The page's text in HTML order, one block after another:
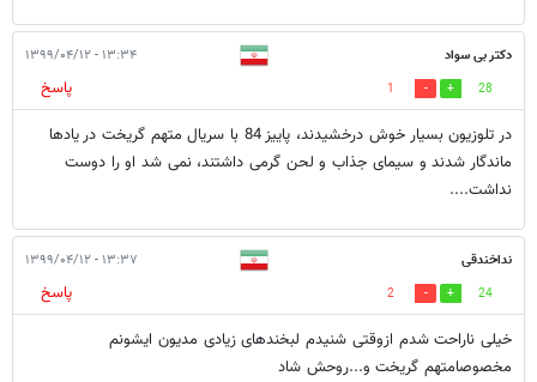
دکتر بی سواد ۱۳:۳۴ - ۱۳۹۹/۰۴/۱۲
28
1
پاسخ
در تلوزیون بسیار خوش درخشیدند، پاییز 84 با سریال متهم گریخت در یادها
ماندگار شدند و سیمای جذاب و لحن گرمی داشتند، نمی شد او را دوست
نداشت....
نداخندقی ۱۳:۳۷ - ۱۳۹۹/۰۴/۱۲
24
2
پاسخ
خیلی ناراحت شدم ازوقتی شنیدم لبخندهای زیادی مدیون ایشونم
مخصوصامتهم گریخت و...روحش شاد